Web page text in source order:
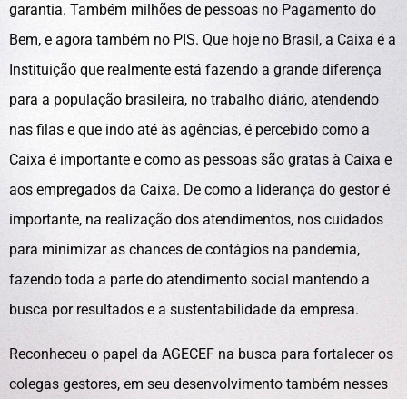
garantia. Também milhões de pessoas no Pagamento do
Bem, e agora também no PIS. Que hoje no Brasil, a Caixa é a
Instituição que realmente está fazendo a grande diferença
para a população brasileira, no trabalho diário, atendendo
nas filas e que indo até às agências, é percebido como a
Caixa é importante e como as pessoas são gratas à Caixa e
aos empregados da Caixa. De como a liderança do gestor é
importante, na realização dos atendimentos, nos cuidados
para minimizar as chances de contágios na pandemia,
fazendo toda a parte do atendimento social mantendo a
busca por resultados e a sustentabilidade da empresa.
Reconheceu o papel da AGECEF na busca para fortalecer os
colegas gestores, em seu desenvolvimento também nesses